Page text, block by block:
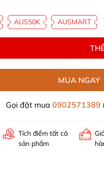
AUS50K AUSMART
MUA NGAY
Gọi đặt mua0902571389
Tích điểm tất cả
sản phẩm